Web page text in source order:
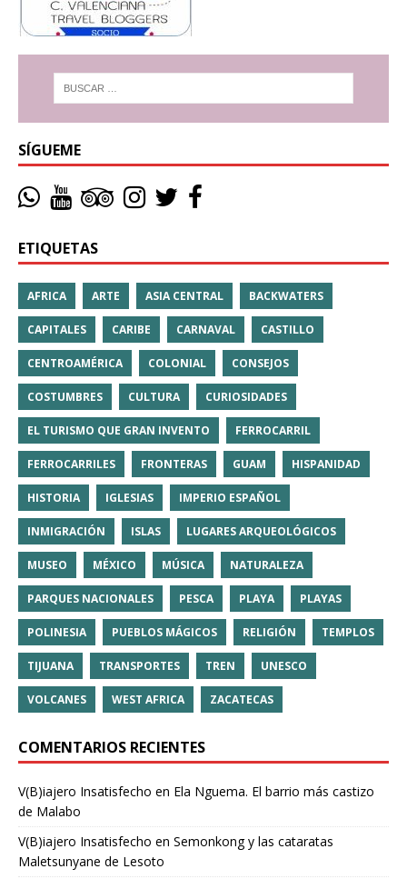
SÍGUEME
ETIQUETAS
AFRICA ARTE ASIA CENTRAL BACKWATERS
CAPITALES CARIBE CARNAVAL CASTILLO
CENTROAMÉRICA COLONIAL CONSEJOS
COSTUMBRES CULTURA CURIOSIDADES
EL TURISMO QUE GRAN INVENTO FERROCARRIL
FERROCARRILES FRONTERAS GUAM HISPANIDAD
HISTORIA IGLESIAS IMPERIO ESPAÑOL
INMIGRACIÓN ISLAS LUGARES ARQUEOLÓGICOS
MUSEO MÉXICO MÚSICA NATURALEZA
PARQUES NACIONALES PESCA PLAYA PLAYAS
POLINESIA PUEBLOS MÁGICOS RELIGIÓN TEMPLOS
TIJUANA TRANSPORTES TREN UNESCO
VOLCANES WEST AFRICA ZACATECAS
COMENTARIOS RECIENTES
V(B)iajero Insatisfecho en Ela Nguema. El barrio más castizo
de Malabo
V(B)iajero Insatisfecho en Semonkong y las cataratas
Maletsunyane de Lesoto